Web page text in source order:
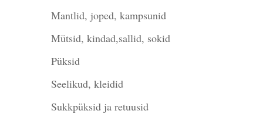
Mantlid, joped, kampsunid
Mütsid, kindad,sallid, sokid
Püksid
Seelikud, kleidid
Sukkpüksid ja retuusid